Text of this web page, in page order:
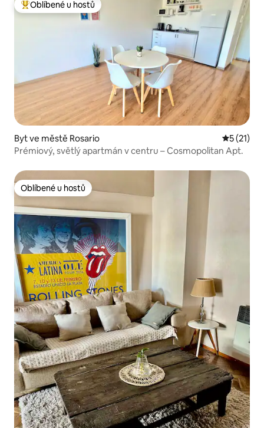
Nejlepší v kategorii Oblíbené u hostů
Oblíbené u hostů
Byt ve městě Rosario
5 (21)
Prémiový, světlý apartmán v centru – Cosmopolitan Apt.
Oblíbené u hostů
Oblíbené u hostů